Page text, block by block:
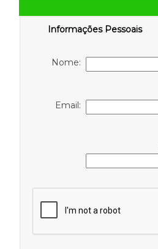
Informações Pessoais
Nome:
Email: